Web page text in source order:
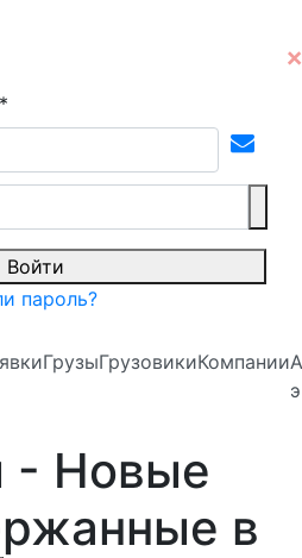
Войти
пароль?
ГрузыГрузовикиКомпании
- Новые
в